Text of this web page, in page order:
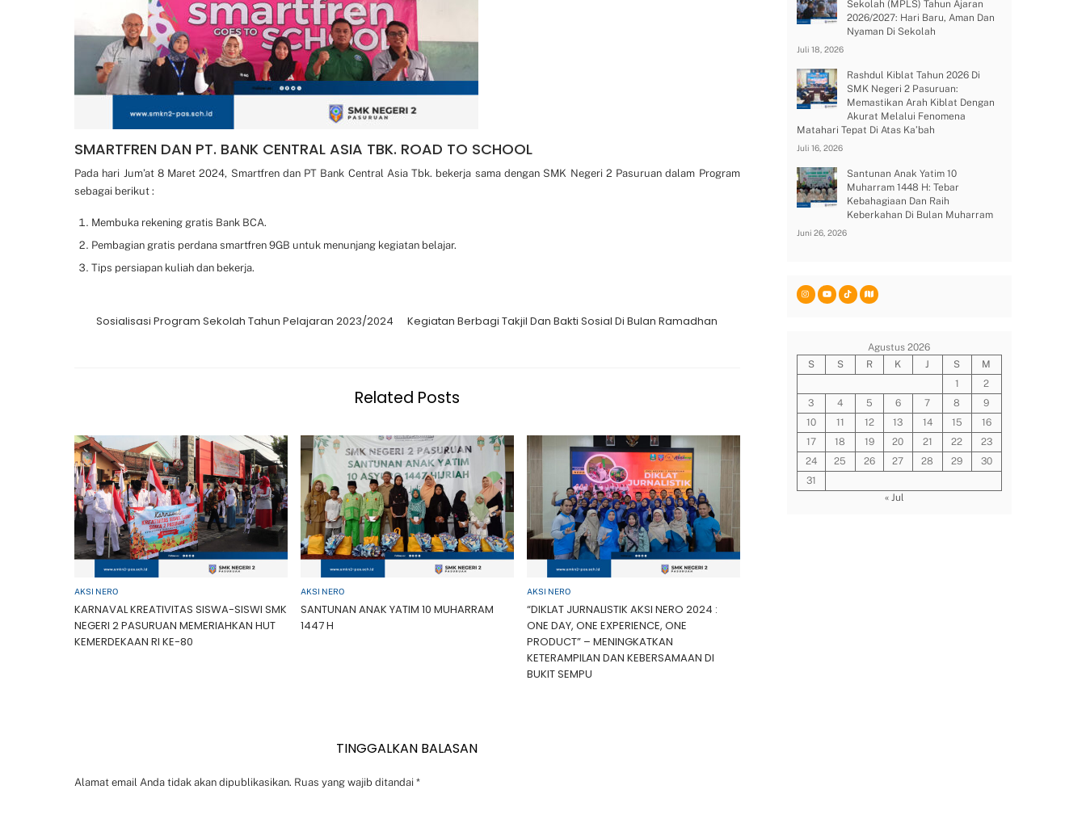
SMARTFREN DAN PT. BANK CENTRAL ASIA TBK. ROAD TO SCHOOL
Pada hari Jum’at 8 Maret 2024, Smartfren dan PT Bank Central Asia Tbk. bekerja sama dengan SMK Negeri 2 Pasuruan dalam Program
sebagai berikut :
Membuka rekening gratis Bank BCA.
Pembagian gratis perdana smartfren 9GB untuk menunjang kegiatan belajar.
Tips persiapan kuliah dan bekerja.
Sosialisasi Program Sekolah Tahun Pelajaran 2023/2024 Kegiatan Berbagi Takjil Dan Bakti Sosial Di Bulan Ramadhan
Related Posts
AKSI NERO
KARNAVAL KREATIVITAS SISWA-SISWI SMK
NEGERI 2 PASURUAN MEMERIAHKAN HUT
KEMERDEKAAN RI KE-80
AKSI NERO
SANTUNAN ANAK YATIM 10 MUHARRAM
1447 H
AKSI NERO
“DIKLAT JURNALISTIK AKSI NERO 2024 :
ONE DAY, ONE EXPERIENCE, ONE
PRODUCT” – MENINGKATKAN
KETERAMPILAN DAN KEBERSAMAAN DI
BUKIT SEMPU
TINGGALKAN BALASAN
Alamat email Anda tidak akan dipublikasikan. Ruas yang wajib ditandai *
Sekolah (MPLS) Tahun Ajaran
2026/2027: Hari Baru, Aman Dan
Nyaman Di Sekolah
Juli 18, 2026
Rashdul Kiblat Tahun 2026 Di
SMK Negeri 2 Pasuruan:
Memastikan Arah Kiblat Dengan
Akurat Melalui Fenomena
Matahari Tepat Di Atas Ka’bah
Juli 16, 2026
Santunan Anak Yatim 10
Muharram 1448 H: Tebar
Kebahagiaan Dan Raih
Keberkahan Di Bulan Muharram
Juni 26, 2026
Agustus 2026
S
S R K J S
M
1
2
3
4 5 6 7 8
9
10
11 12 13 14 15
16
17
18 19 20 21 22
23
24
25 26 27 28 29
30
31
« Jul